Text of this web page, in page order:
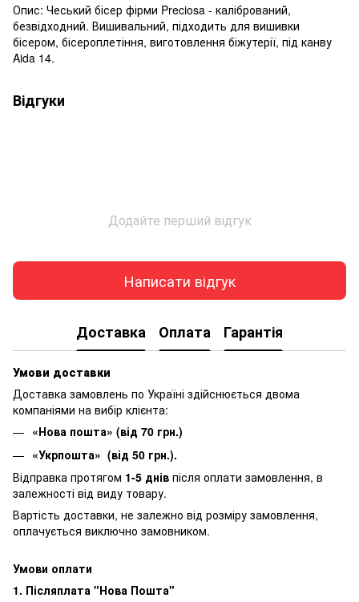
Опис: Чеський бісер фірми Preciosa - калібрований,
безвідходний. Вишивальний, підходить для вишивки
бісером, бісероплетіння, виготовлення біжутерії, під канву
Aida 14.
Відгуки
Додайте перший відгук
Написати відгук
Доставка Оплата Гарантія
Умови доставки
Доставка замовлень по Україні здійснюється двома
компаніями на вибір клієнта:
«Нова пошта» (від 70 грн.)
«Укрпошта» (від 50 грн.).
Відправка протягом 1-5 днів після оплати замовлення, в
залежності від виду товару.
Вартість доставки, не залежно від розміру замовлення,
оплачується виключно замовником.
Умови оплати
1. Післяплата "Нова Пошта"